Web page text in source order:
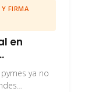
FIRMA
en
ya no